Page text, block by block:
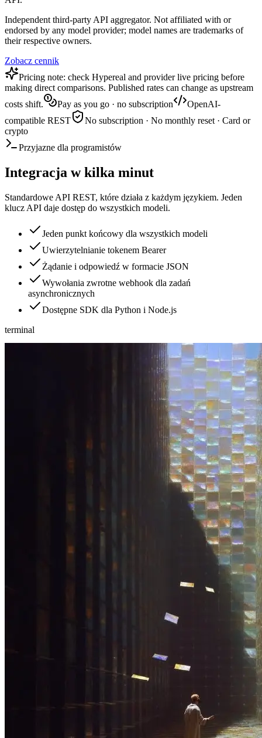
Independent third-party API aggregator. Not affiliated with or
endorsed by any model provider; model names are trademarks of
their respective owners.
Zobacz cennik
Pricing note: check Hypereal and provider live pricing before
making direct comparisons. Published rates can change as upstream
costs shift.
Pay as you go · no subscription
OpenAI-
compatible REST
No subscription · No monthly reset · Card or
crypto
Przyjazne dla programistów
Integracja w kilka minut
Standardowe API REST, które działa z każdym językiem. Jeden
klucz API daje dostęp do wszystkich modeli.
Jeden punkt końcowy dla wszystkich modeli
Uwierzytelnianie tokenem Bearer
Żądanie i odpowiedź w formacie JSON
Wywołania zwrotne webhook dla zadań
asynchronicznych
Dostępne SDK dla Python i Node.js
terminal